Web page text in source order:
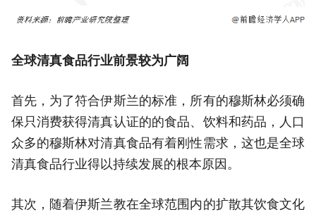
全球清真食品行业前景较为广阔
首先，为了符合伊斯兰的标准，所有的穆斯林必须确
保只消费获得清真认证的的食品、饮料和药品，人口
众多的穆斯林对清真食品有着刚性需求，这也是全球
清真食品行业得以持续发展的根本原因。
其次，随着伊斯兰教在全球范围内的扩散其饮食文化